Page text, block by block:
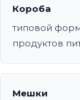
Короба
типовой
продуктов
Мешки